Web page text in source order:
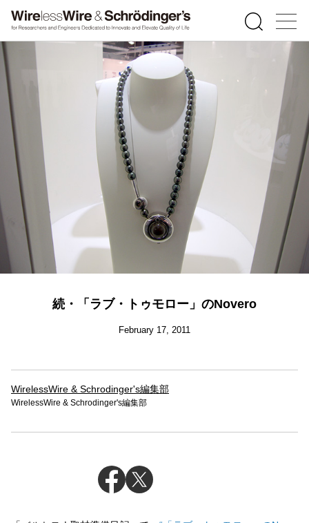
続・「ラブ・トゥモロー」のNovero
February 17, 2011
WirelessWire & Schrodinger's編集部
WirelessWire & Schrodinger's編集部